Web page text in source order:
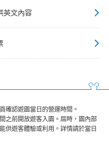
文內容
確認遊園當日的營運時間。
之前開放遊客入園。屆時，園內部
供遊客體驗或利用。詳情請於當日